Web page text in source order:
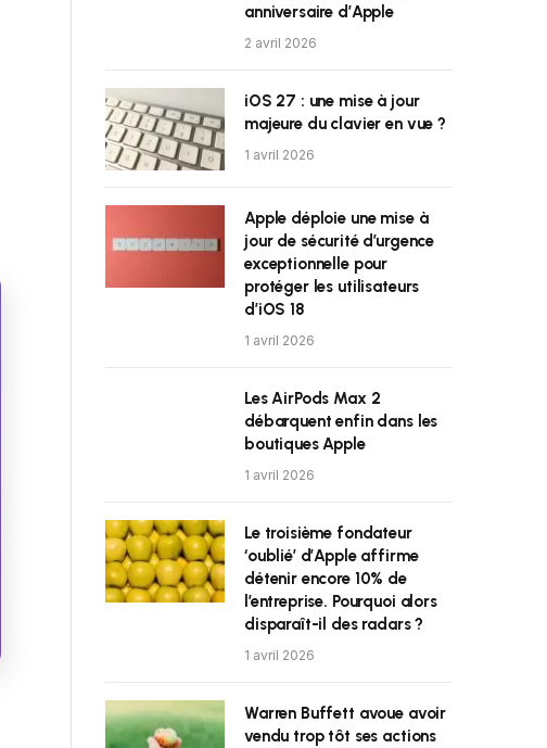
anniversaire d’Apple
2 avril 2026
iOS 27 : une mise à jour
majeure du clavier en vue ?
1 avril 2026
Apple déploie une mise à
jour de sécurité d’urgence
exceptionnelle pour
protéger les utilisateurs
d’iOS 18
1 avril 2026
Les AirPods Max 2
débarquent enfin dans les
boutiques Apple
1 avril 2026
Le troisième fondateur
‘oublié’ d’Apple affirme
détenir encore 10% de
l’entreprise. Pourquoi alors
disparaît-il des radars ?
1 avril 2026
Warren Buffett avoue avoir
vendu trop tôt ses actions